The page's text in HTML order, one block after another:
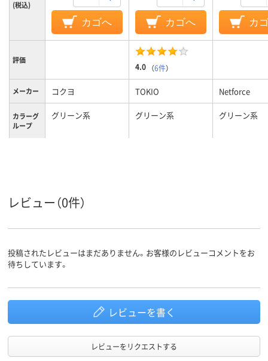
(税込)
カゴへ カゴへ カ
評価
4.0 （6件）
メーカー コクヨ TOKIO Netforce
カラーグ
ループ
グリーン系 グリーン系 グリーン系
レビュー（0件）
投稿されたレビューはまだありません。お客様のレビューコメントをお
待ちしています。
レビューを書く
レビューをリクエストする